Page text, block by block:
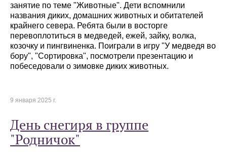
занятие по теме "Животные". Дети вспомнили
названия диких, домашних животных и обитателей
крайнего севера. Ребята были в восторге
перевоплотиться в медведей, ежей, зайку, волка,
козочку и пингвиненка. Поиграли в игру "У медведя во
бору", "Сортировка", посмотрели презентацию и
побеседовали о зимовке диких животных.
9 января 2025 г.
День снегиря в группе
"Родничок"